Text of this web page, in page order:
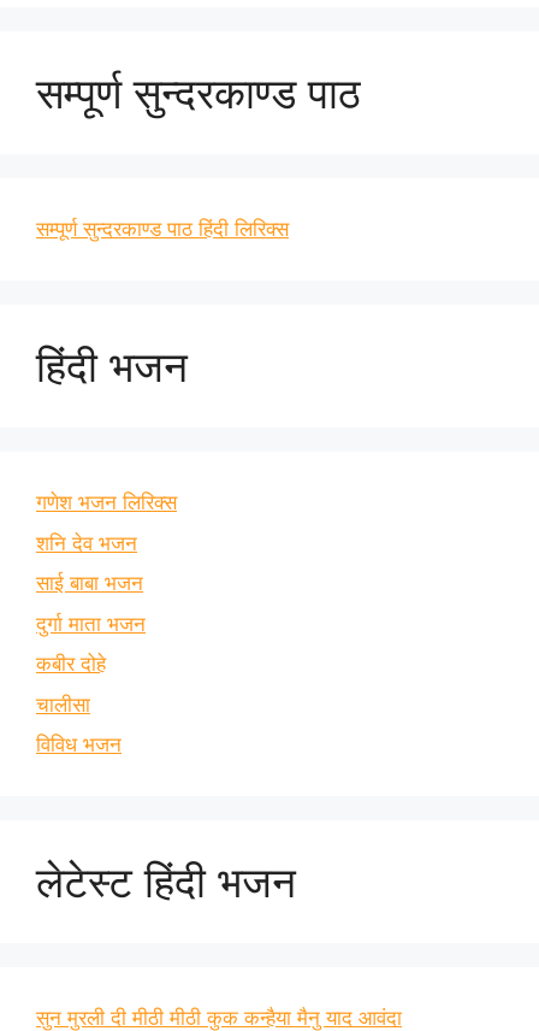
सम्पूर्ण सुन्दरकाण्ड पाठ
सम्पूर्ण सुन्दरकाण्ड पाठ हिंदी लिरिक्स
हिंदी भजन
गणेश भजन लिरिक्स
शनि देव भजन
साई बाबा भजन
दुर्गा माता भजन
कबीर दोहे
चालीसा
विविध भजन
लेटेस्ट हिंदी भजन
सुन मुरली दी मीठी मीठी कुक कन्हैया मैनु याद आवंदा